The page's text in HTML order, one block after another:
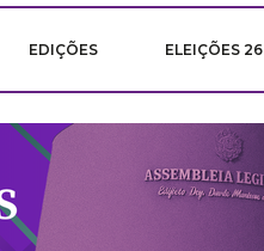
EDIÇÕES ELEIÇÕES 26